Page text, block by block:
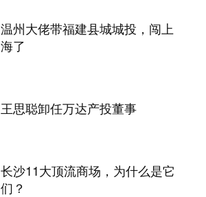
温州大佬带福建县城城投，闯上
海了
王思聪卸任万达产投董事
长沙11大顶流商场，为什么是它
们？